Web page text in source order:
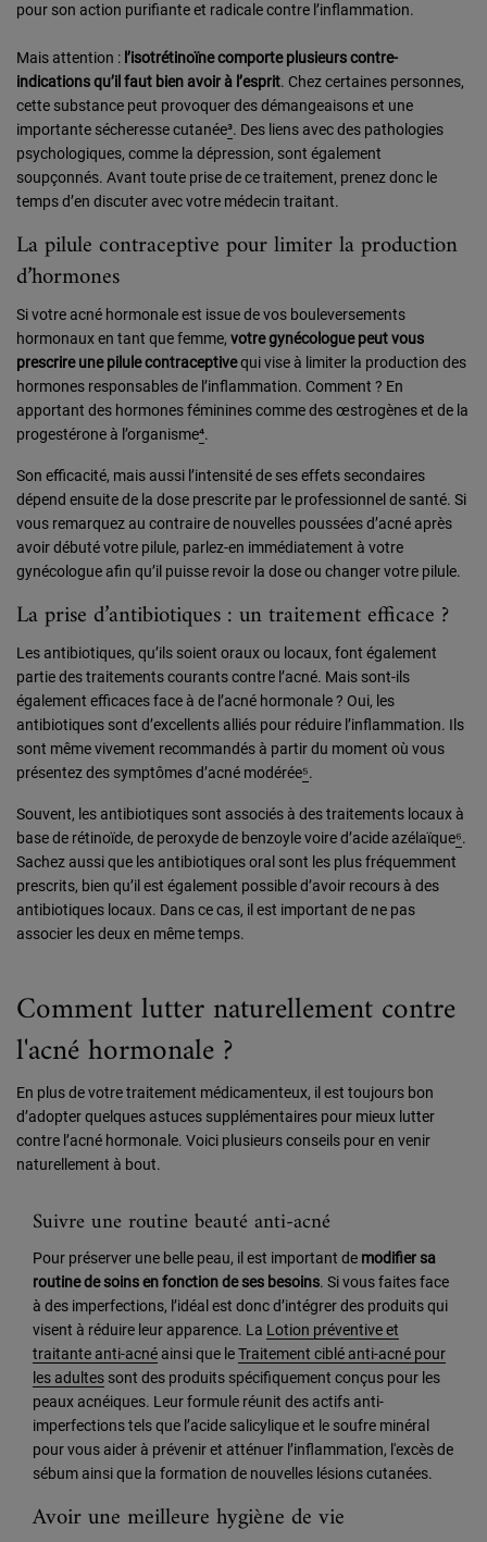
pour son action purifiante et radicale contre l’inflammation.
Mais attention : l’isotrétinoïne comporte plusieurs contre-
indications qu’il faut bien avoir à l’esprit. Chez certaines personnes,
cette substance peut provoquer des démangeaisons et une
importante sécheresse cutanée³. Des liens avec des pathologies
psychologiques, comme la dépression, sont également
soupçonnés. Avant toute prise de ce traitement, prenez donc le
temps d’en discuter avec votre médecin traitant.
La pilule contraceptive pour limiter la production
d’hormones
Si votre acné hormonale est issue de vos bouleversements
hormonaux en tant que femme, votre gynécologue peut vous
prescrire une pilule contraceptivequi vise à limiter la production des
hormones responsables de l’inflammation. Comment ? En
apportant des hormones féminines comme des œstrogènes et de la
progestérone à l’organisme⁴.
Son efficacité, mais aussi l’intensité de ses effets secondaires
dépend ensuite de la dose prescrite par le professionnel de santé. Si
vous remarquez au contraire de nouvelles poussées d’acné après
avoir débuté votre pilule, parlez-en immédiatement à votre
gynécologue afin qu’il puisse revoir la dose ou changer votre pilule.
La prise d’antibiotiques : un traitement efficace ?
Les antibiotiques, qu’ils soient oraux ou locaux, font également
partie des traitements courants contre l’acné. Mais sont-ils
également efficaces face à de l’acné hormonale ? Oui, les
antibiotiques sont d’excellents alliés pour réduire l’inflammation. Ils
sont même vivement recommandés à partir du moment où vous
présentez des symptômes d’acné modérée⁵.
Souvent, les antibiotiques sont associés à des traitements locaux à
base de rétinoïde, de peroxyde de benzoyle voire d’acide azélaïque⁶.
Sachez aussi que les antibiotiques oral sont les plus fréquemment
prescrits, bien qu’il est également possible d’avoir recours à des
antibiotiques locaux. Dans ce cas, il est important de ne pas
associer les deux en même temps.
Comment lutter naturellement contre
l'acné hormonale ?
En plus de votre traitement médicamenteux, il est toujours bon
d’adopter quelques astuces supplémentaires pour mieux lutter
contre l’acné hormonale. Voici plusieurs conseils pour en venir
naturellement à bout.
Suivre une routine beauté anti-acné
Pour préserver une belle peau, il est important de modifier sa
routine de soins en fonction de ses besoins. Si vous faites face
à des imperfections, l’idéal est donc d’intégrer des produits qui
visent à réduire leur apparence. La Lotion préventive et
traitante anti-acnéainsi que leTraitement ciblé anti-acné pour
les adultes sont des produits spécifiquement conçus pour les
peaux acnéiques. Leur formule réunit des actifs anti-
imperfections tels que l’acide salicylique et le soufre minéral
pour vous aider à prévenir et atténuer l’inflammation, l'excès de
sébum ainsi que la formation de nouvelles lésions cutanées.
Avoir une meilleure hygiène de vie